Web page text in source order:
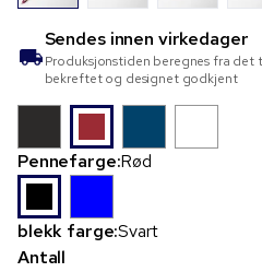
Sendes innen virkedager
Produksjonstiden beregnes fra
bekreftet og designet godkjent
Pennefarge:Rød
blekk farge:Svart
Antall